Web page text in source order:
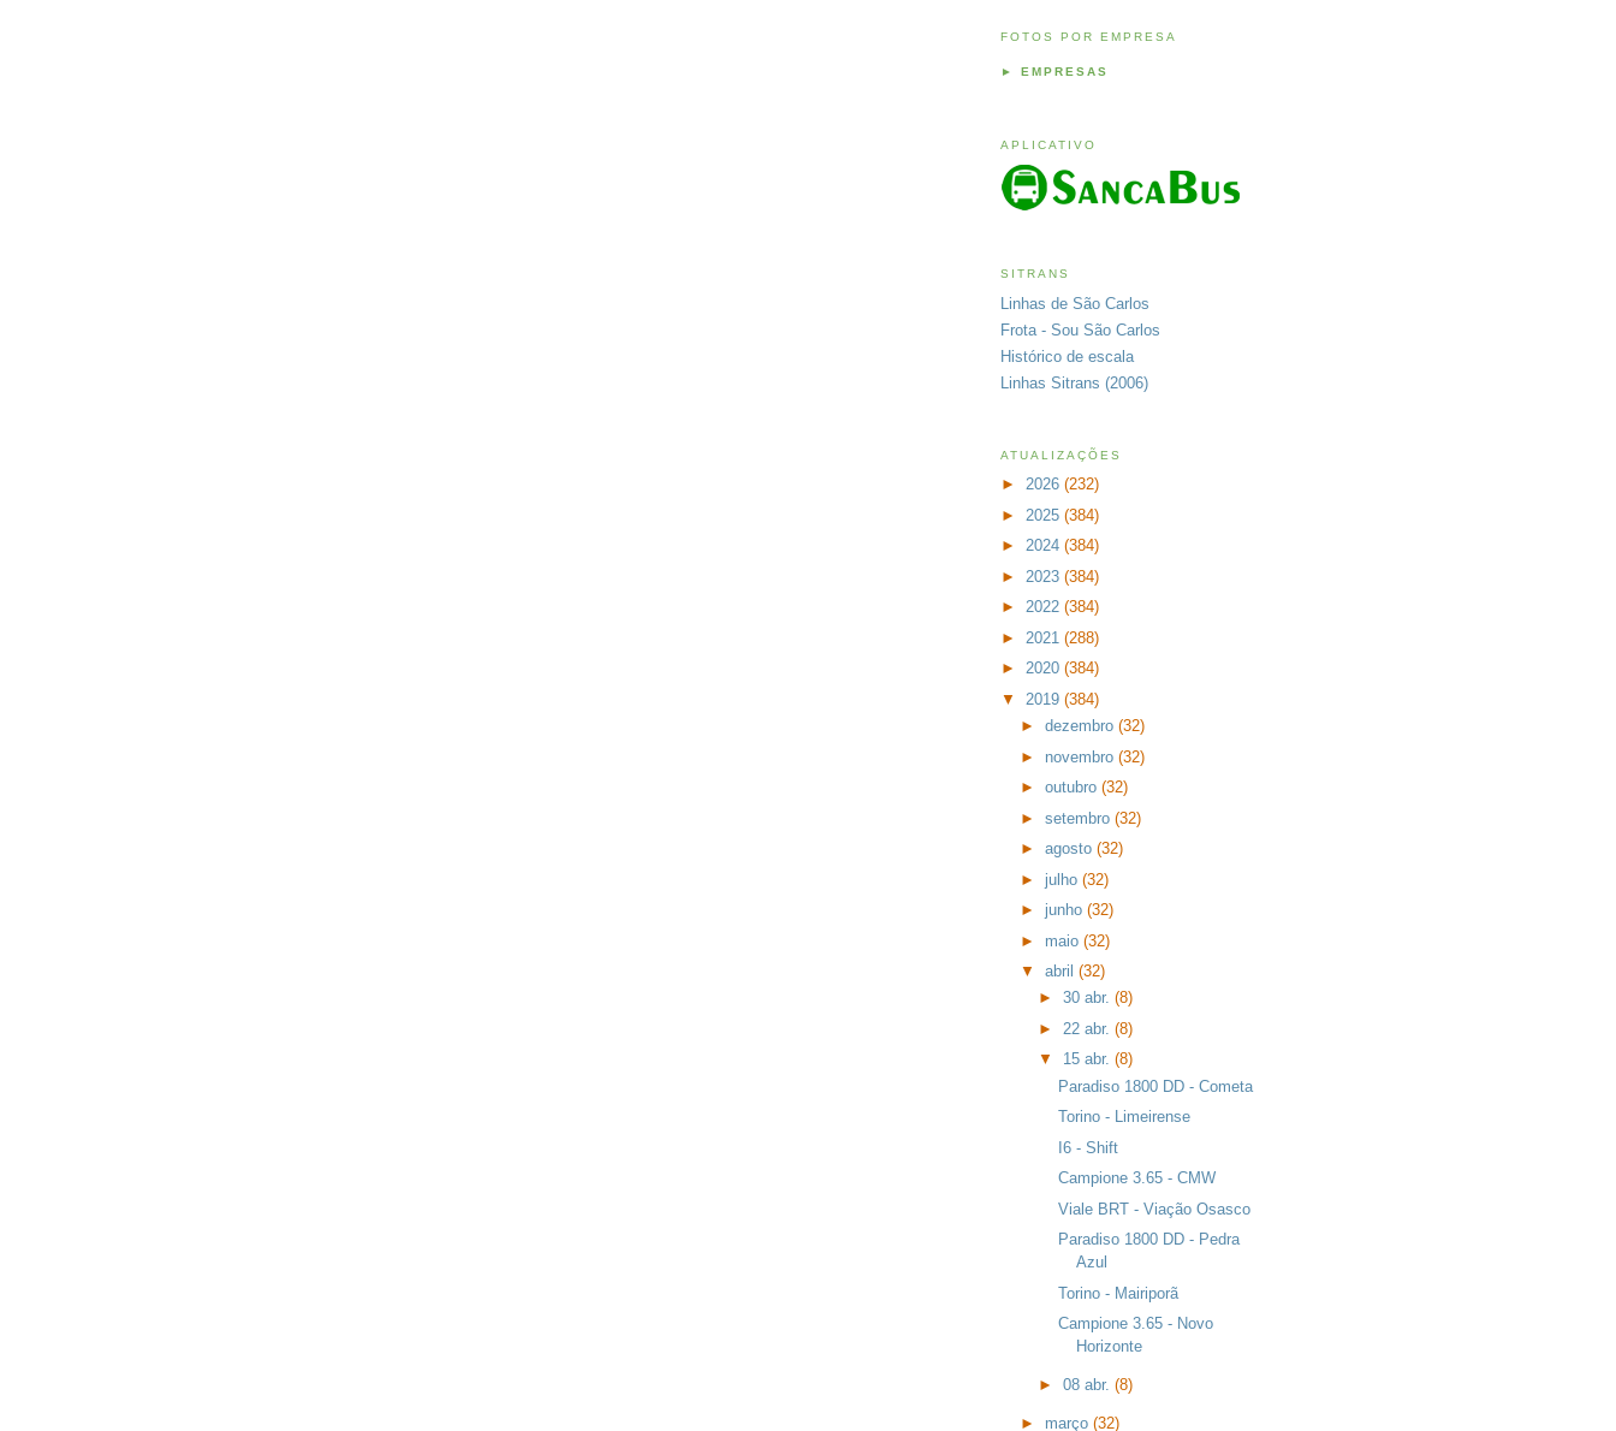
FOTOS POR EMPRESA
► EMPRESAS
APLICATIVO
SITRANS
Linhas de São Carlos
Frota - Sou São Carlos
Histórico de escala
Linhas Sitrans (2006)
ATUALIZAÇÕES
► 2026 (232)
► 2025 (384)
► 2024 (384)
► 2023 (384)
► 2022 (384)
► 2021 (288)
► 2020 (384)
▼ 2019 (384)
► dezembro (32)
► novembro (32)
► outubro (32)
► setembro (32)
► agosto (32)
► julho (32)
► junho (32)
► maio (32)
▼ abril (32)
►30 abr.(8)
► 22 abr.(8)
▼ 15 abr.(8)
Paradiso 1800 DD - Cometa
Torino - Limeirense
I6 - Shift
Campione 3.65 - CMW
Viale BRT - Viação Osasco
Paradiso 1800 DD - Pedra
Azul
Torino - Mairiporã
Campione 3.65 - Novo
Horizonte
►08 abr.(8)
► março (32)